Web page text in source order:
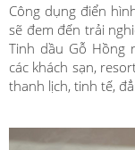
Công dụng điển
sẽ đem đến trải
Tinh dầu Gỗ Hồng
các khách sạn,
thanh lịch, tinh tế,